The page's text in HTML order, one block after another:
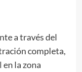
a través del
completa,
la zona